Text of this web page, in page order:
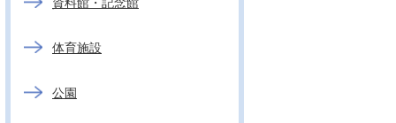
体育施設
公園